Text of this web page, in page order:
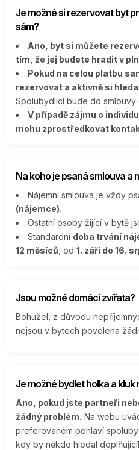
Je možné si rezervovat byt
sám?
Ano, byt si můžete
tím, že jej budete hradit v
Pokud na celou platbu
rezervovat a aktivně si
Spolubydlící bude do smlouvy
V případě zájmu o
mohu zprostředkovat
Na koho je psaná smlouva a
Nájemní smlouva je vždy
(nájemce).
Ostatní osoby žijící v bytě
Standardní doba trvání
12 měsíců , od 1. září do 16.
Jsou možné domácí zvířata?
Bohužel, z důvodu
nejsou v bytech povolena
Je možné bydlet holka a kluk
Ano, pokud jste partneři
žádný problém. Na webu
preferovaném pohlaví
kdy by někdo hledal